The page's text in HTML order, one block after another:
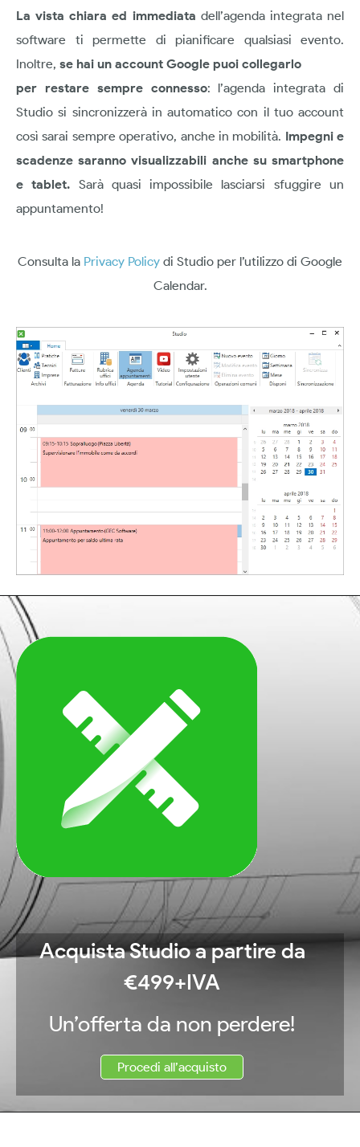
La vista chiara ed immediata dell’agenda integrata nel
software ti permette di pianificare qualsiasi evento.
Inoltre, se hai un account Google puoi collegarlo
per restare sempre connesso: l’agenda integrata di
Studio si sincronizzerà in automatico con il tuo account
così sarai sempre operativo, anche in mobilità. Impegni e
scadenze saranno visualizzabili anche su smartphone
e tablet. Sarà quasi impossibile lasciarsi sfuggire un
appuntamento!
Consulta la Privacy Policy di Studio per l’utilizzo di Google
Calendar.
Acquista Studio a partire da
€499+IVA
Un’offerta da non perdere!
Procedi all’acquisto